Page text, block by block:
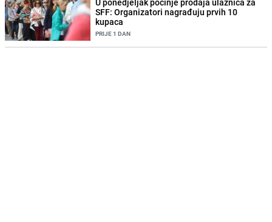
SFF: Organizatori nagrađuju prvih 10
kupaca
PRIJE 1 DAN